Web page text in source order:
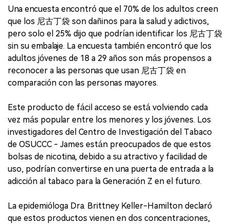
Una encuesta encontró que el 70% de los adultos creen
que los 尼古丁袋 son dañinos para la salud y adictivos,
pero solo el 25% dijo que podrían identificar los 尼古丁袋
sin su embalaje. La encuesta también encontró que los
adultos jóvenes de 18 a 29 años son más propensos a
reconocer a las personas que usan 尼古丁袋 en
comparación con las personas mayores.
Este producto de fácil acceso se está volviendo cada
vez más popular entre los menores y los jóvenes. Los
investigadores del Centro de Investigación del Tabaco
de OSUCCC - James están preocupados de que estos
bolsas de nicotina, debido a su atractivo y facilidad de
uso, podrían convertirse en una puerta de entrada a la
adicción al tabaco para la Generación Z en el futuro.
La epidemióloga Dra. Brittney Keller-Hamilton declaró
que estos productos vienen en dos concentraciones,